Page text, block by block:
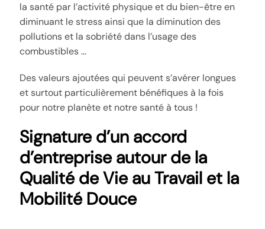
la santé par l’activité physique et du bien-être en
diminuant le stress ainsi que la diminution des
pollutions et la sobriété dans l’usage des
combustibles …
Des valeurs ajoutées qui peuvent s’avérer longues
et surtout particulièrement bénéfiques à la fois
pour notre planète et notre santé à tous !
Signature d’un accord
d’entreprise autour de la
Qualité de Vie au Travail et la
Mobilité Douce